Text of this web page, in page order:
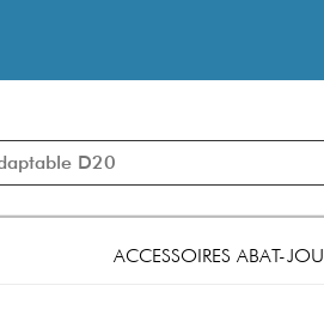
ACCESSOIRES ABAT-